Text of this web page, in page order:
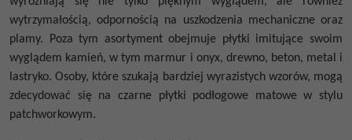
wytrzymałością, odpornością na uszkodzenia mechaniczne oraz
plamy. Poza tym asortyment obejmuje płytki imitujące swoim
wyglądem kamień, w tym marmur i onyx, drewno, beton, metal i
lastryko. Osoby, które szukają bardziej wyrazistych wzorów, mogą
zdecydować się na czarne płytki podłogowe matowew stylu
patchworkowym.